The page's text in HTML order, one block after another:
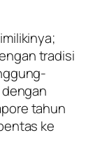
tradisi
tahun
ke